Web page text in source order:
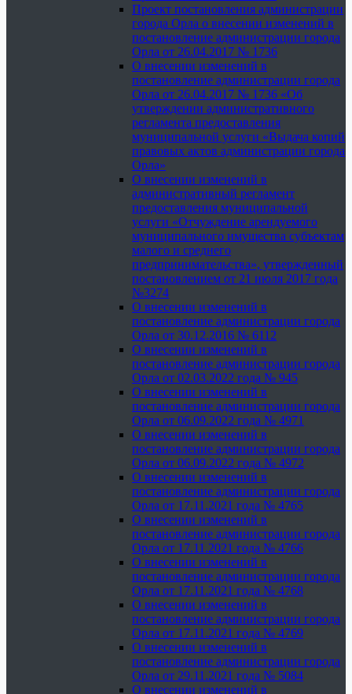
Проект постановления администрации
города Орла о внесении изменений в
постановление администрации города
Орла от 26.04.2017 № 1736
О внесении изменений в
постановление администрации города
Орла от 26.04.2017 № 1736 «Об
утверждении административного
регламента предоставления
муниципальной услуги «Выдача копий
правовых актов администрации города
Орла»
О внесении изменений в
административный регламент
предоставления муниципальной
услуги «Отчуждение арендуемого
муниципального имущества субъектам
малого и среднего
предпринимательства», утвержденный
постановлением от 21 июля 2017 года
№3274
О внесении изменений в
постановление администрации города
Орла от 30.12.2016 № 6112
О внесении изменений в
постановление администрации города
Орла от 02.03.2022 года № 945
О внесении изменений в
постановление администрации города
Орла от 06.09.2022 года № 4971
О внесении изменений в
постановление администрации города
Орла от 06.09.2022 года № 4972
О внесении изменений в
постановление администрации города
Орла от 17.11.2021 года № 4765
О внесении изменений в
постановление администрации города
Орла от 17.11.2021 года № 4766
О внесении изменений в
постановление администрации города
Орла от 17.11.2021 года № 4768
О внесении изменений в
постановление администрации города
Орла от 17.11.2021 года № 4769
О внесении изменений в
постановление администрации города
Орла от 29.11.2021 года № 5084
О внесении изменений в